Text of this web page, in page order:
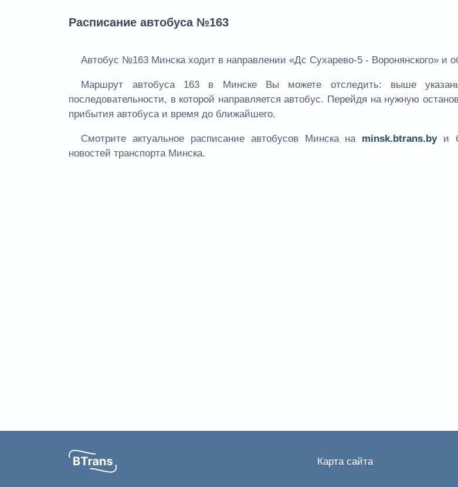
Расписание автобуса №163
Автобус №163 Минска ходит в направлении «Дс Сухарево-5 - Воронянского» и
Маршрут автобуса 163 в Минске Вы можете отследить: выше
последовательности, в которой направляется автобус. Перейдя на нужную
прибытия автобуса и время до ближайшего.
Смотрите актуальное расписание автобусов Минска на minsk.btrans.byи
новостей транспорта Минска.
Карта сайта